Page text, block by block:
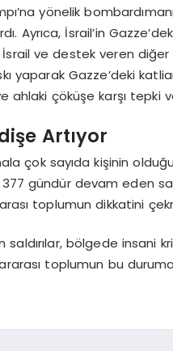
yönelik
Ayrıca, İsrail’in
İsrail ve destek veren
yaparak Gazze’deki
çöküşe karşı tepki
Artıyor
çok sayıda kişinin olduğu
gündür devam eden
toplumun dikkatini
saldırılar, bölgede insani
toplumun bu